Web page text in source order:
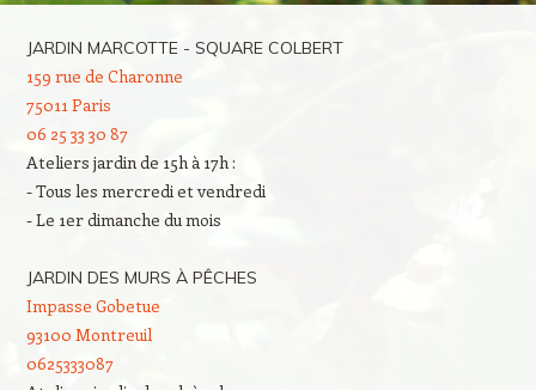
JARDIN MARCOTTE - SQUARE COLBERT
159 rue de Charonne
75011 Paris
06 25 33 30 87
Ateliers jardin de 15h à 17h :
- Tous les mercredi et vendredi
- Le 1er dimanche du mois
JARDIN DES MURS À PÊCHES
Impasse Gobetue
93100 Montreuil
0625333087